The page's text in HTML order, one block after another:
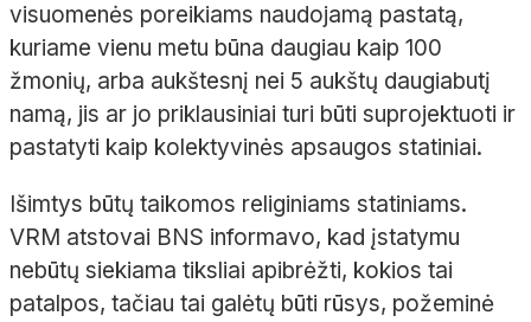
visuomenės poreikiams naudojamą pastatą,
kuriame vienu metu būna daugiau kaip 100
žmonių, arba aukštesnį nei 5 aukštų daugiabutį
namą, jis ar jo priklausiniai turi būti suprojektuoti ir
pastatyti kaip kolektyvinės apsaugos statiniai.
Išimtys būtų taikomos religiniams statiniams.
VRM atstovai BNS informavo, kad įstatymu
nebūtų siekiama tiksliai apibrėžti, kokios tai
patalpos, tačiau tai galėtų būti rūsys, požeminė